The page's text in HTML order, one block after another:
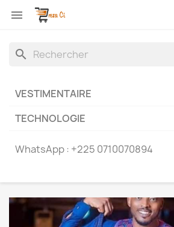

search
VESTIMENTAIRE
TECHNOLOGIE
WhatsApp : +225 0710070894